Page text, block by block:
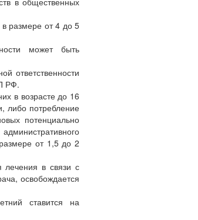
размере от 4 до 5
может быть
ответственности
РФ.
в возрасте до 16
либо потребление
потенциально
от 1,5 до 2
лечения в связи с
освобождается
ставится на